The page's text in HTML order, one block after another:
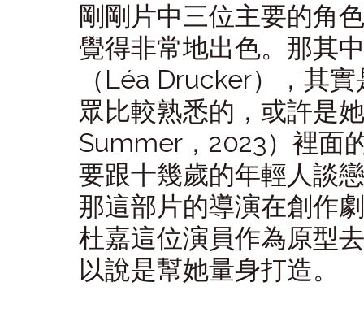
剛剛片中三位主要的角
覺得非常地出色。那其
（Léa Drucker），其
眾比較熟悉的，或許是
Summer，2023）裡面
要跟十幾歲的年輕人談
那這部片的導演在創作
杜嘉這位演員作為原型
以說是幫她量身打造。